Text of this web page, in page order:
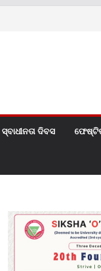
ସ୍ବାଧୀନତା ଦିବସ